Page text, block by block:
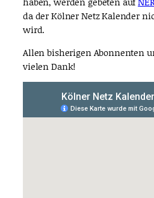
da der Kölner Netz Kalender
wird.
Allen bisherigen Abonnenten
vielen Dank!